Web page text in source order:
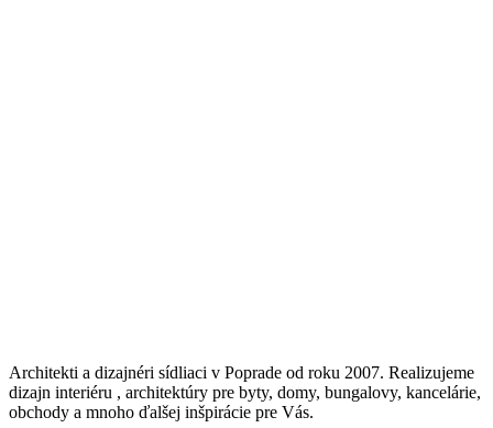
Architekti a dizajnéri sídliaci v Poprade od roku 2007. Realizujeme
dizajn interiéru , architektúry pre byty, domy, bungalovy, kancelárie,
obchody a mnoho ďalšej inšpirácie pre Vás.